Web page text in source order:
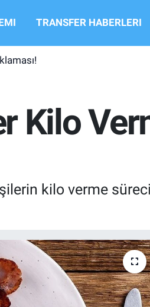
TRANSFER HABERLERI
Kilo
kilo verme